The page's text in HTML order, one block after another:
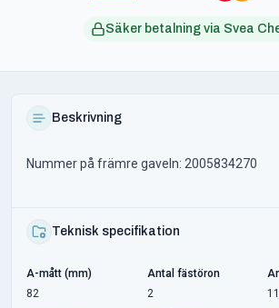
Säker betalning via Svea
Beskrivning
Nummer på främre gaveln: 2005834270
Teknisk specifikation
A-mått (mm)
82
Antal fästöron
2
11